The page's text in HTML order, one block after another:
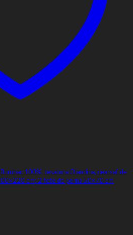
100%, tesatura Olandina, cearsaf de
cm; 2 fete de perna 50×70 cm